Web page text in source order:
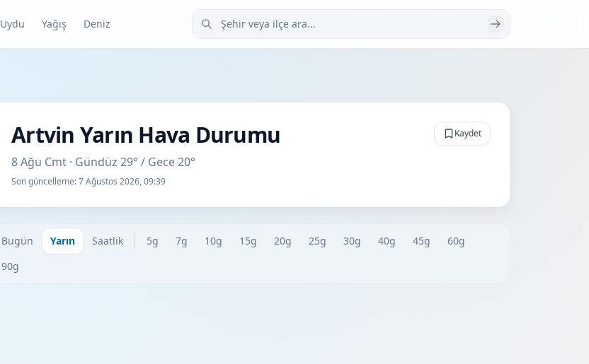
Uydu Yağış Deniz Şehir veya ilçe ara
Artvin Yarın Hava Durumu
8 Ağu Cmt · Gündüz 29° / Gece 20°
Son güncelleme:7 Ağustos 2026, 09:39
Kaydet
Bugün Yarın Saatlik 5g 7g 10g 15g 20g 25g 30g 40g 45g
60g
90g